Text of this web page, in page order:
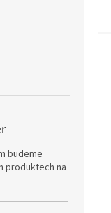
budeme
produktech na